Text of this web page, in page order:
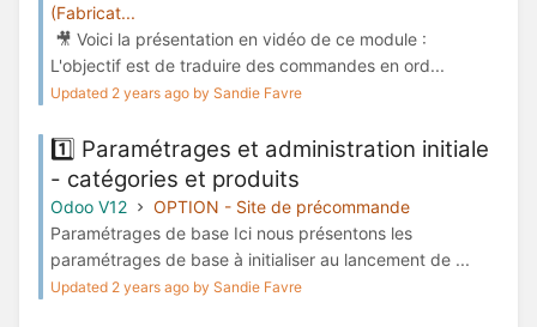
(Fabricat...
🎥 Voici la présentation en vidéo de ce module :
L'objectif est de traduire des commandes en ord...
Updated 2 years ago by Sandie Favre
1️⃣ Paramétrages et administration initiale
- catégories et produits
Odoo V12
OPTION - Site de précommande
Paramétrages de base Ici nous présentons les
paramétrages de base à initialiser au lancement de ...
Updated 2 years ago by Sandie Favre